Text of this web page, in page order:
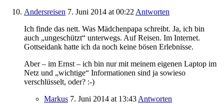
Andersreisen 7. Juni 2014 at 00:22 Antworten
Ich finde das nett. Was Mädchenpapa schreibt. Ja, ich bin
auch „ungeschützt“ unterwegs. Auf Reisen. Im Internet.
Gottseidank hatte ich da noch keine bösen Erlebnisse.
Aber – im Ernst – ich bin nur mit meinem eigenen Laptop im
Netz und „wichtige“ Informationen sind ja sowieso
verschlüsselt, oder? :-)
Markus 7. Juni 2014 at 13:43 Antworten